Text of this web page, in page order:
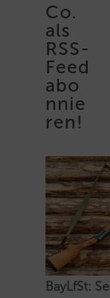
Co.
als
RSS-
Feed
abo
nnie
ren!
BayLfSt: